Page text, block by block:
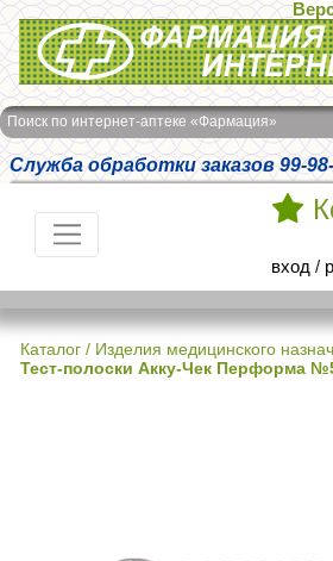
Интернет-аптека Фармация
Поиск по интернет-аптеке «Фармация»
Служба обработки заказов 99-
вход /
Каталог / Изделия медицинского
Тест-полоски Акку-Чек Перформа